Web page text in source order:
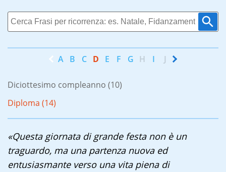
A B C D E F G H I J K
Diciottesimo compleanno (10)
Diploma (14)
«Questa giornata di grande festa non è un
traguardo, ma una partenza nuova ed
entusiasmante verso una vita piena di